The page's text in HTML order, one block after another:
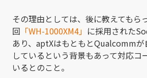
その理由としては、後に教えてもら
回 「WH-1000XM4」 に採用された
あり、aptXはもともとQualcommが
しているという背景もあって対応コ
いるとのこと。